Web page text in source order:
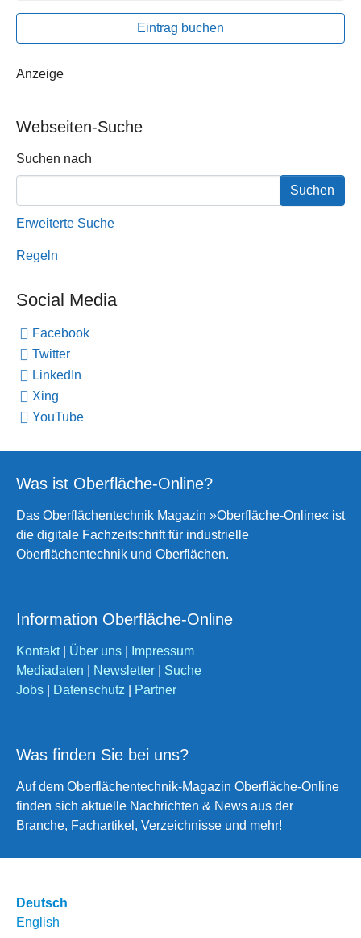
Eintrag buchen
Anzeige
Webseiten-Suche
Suchformular
Suchen nach
Erweiterte Suche
Regeln
Social Media
Facebook
Twitter
LinkedIn
Xing
YouTube
Was ist Oberfläche-Online?
Das Oberflächentechnik Magazin »Oberfläche-Online« ist
die digitale Fachzeitschrift für industrielle
Oberflächentechnik und Oberflächen.
Information Oberfläche-Online
Kontakt| Über uns
Impressum
Mediadaten
Newsletter
Suche
Jobs
Datenschutz Partner
Was finden Sie bei uns?
Auf dem Oberflächentechnik-Magazin Oberfläche-Online
finden sich aktuelle Nachrichten & News aus der
Branche, Fachartikel, Verzeichnisse und mehr!
Deutsch
English